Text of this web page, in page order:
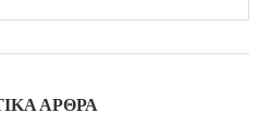
ΆΡΘΡΑ